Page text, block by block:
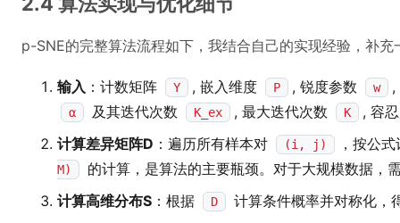
p-SNE的完整算法流程如下，我结合自己的实现经验，补
输入 ：计数矩阵 Y , 嵌入维度 P , 锐度参数 w ,
α 及其迭代次数 K_ex , 最大迭代次数 K
, 容
计算差异矩阵D ：遍历所有样本对 (i, j) ，按公
M)
的计算，是算法的主要瓶颈。对于大规模数据，
计算高维分布S ：根据 D
计算条件概率并对称化，